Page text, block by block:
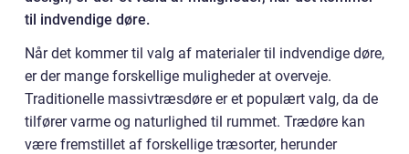
til indvendige døre.
Når det kommer til valg af materialer til indvendige døre,
er der mange forskellige muligheder at overveje.
Traditionelle massivtræsdøre er et populært valg, da de
tilfører varme og naturlighed til rummet. Trædøre kan
være fremstillet af forskellige træsorter, herunder